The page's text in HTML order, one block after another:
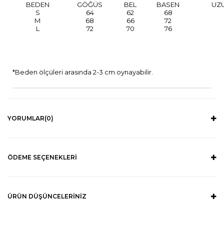
BEDEN GÖĞÜS BEL BASEN
S
64 62 68
M
68 66 72
L
72 70 76
*Beden ölçüleri arasında 2-3 cm oynayabilir.
YORUMLAR(0)
ÖDEME SEÇENEKLERI
ÜRÜN DÜŞÜNCELERINIZ